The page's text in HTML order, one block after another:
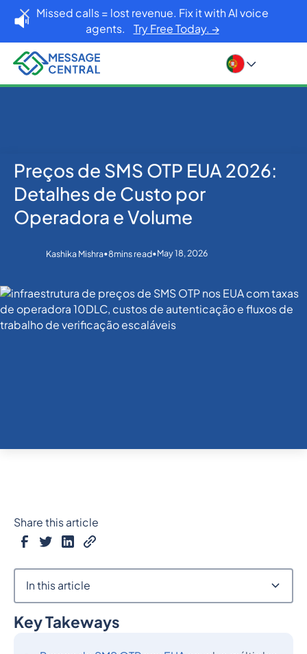
Missed calls = lost revenue. Fix it with AI voice
agents. Try Free Today. →
Home Blog
OTP SMS Verification
Preços de SMS OTP EUA 2026: Detalhes de Custo
por Operadora e Volume
Preços de SMS OTP EUA 2026:
Detalhes de Custo por
Operadora e Volume
Kashika Mishra•8mins read•May 18, 2026
Key Takeways
Share this article
In this article
Heading 2